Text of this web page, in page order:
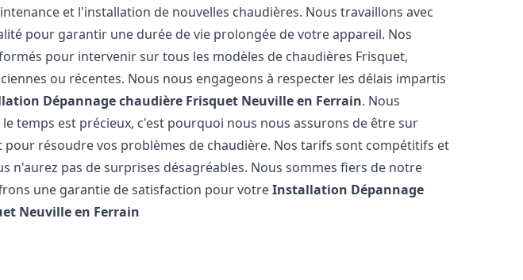
et l'installation de nouvelles chaudières. Nous travaillons avec
pour garantir une durée de vie prolongée de votre appareil. Nos
pour intervenir sur tous les modèles de chaudières Frisquet,
ou récentes. Nous nous engageons à respecter les délais impartis
Dépannage chaudière Frisquet Neuville en Ferrain. Nous
temps est précieux, c'est pourquoi nous nous assurons de être sur
pour résoudre vos problèmes de chaudière. Nos tarifs sont compétitifs et
n'aurez pas de surprises désagréables. Nous sommes fiers de notre
une garantie de satisfaction pour votreInstallation Dépannage
Neuville en Ferrain